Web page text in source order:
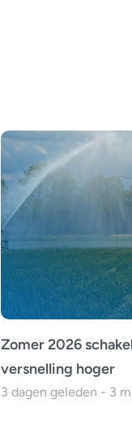
Zomer 2026
versnelling hoger
3 dagen geleden - 3